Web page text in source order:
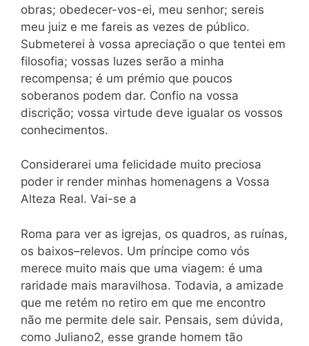
obras; obedecer-vos-ei, meu senhor; sereis
meu juiz e me fareis as vezes de público.
Submeterei à vossa apreciação o que tentei em
filosofia; vossas luzes serão a minha
recompensa; é um prémio que poucos
soberanos podem dar. Confio na vossa
discrição; vossa virtude deve igualar os vossos
conhecimentos.
Considerarei uma felicidade muito preciosa
poder ir render minhas homenagens a Vossa
Alteza Real. Vai-se a
Roma para ver as igrejas, os quadros, as ruínas,
os baixos–relevos. Um príncipe como vós
merece muito mais que uma viagem: é uma
raridade mais maravilhosa. Todavia, a amizade
que me retém no retiro em que me encontro
não me permite dele sair. Pensais, sem dúvida,
como Juliano2, esse grande homem tão